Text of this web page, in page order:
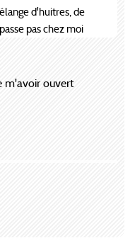
d'huitres, de
pas chez moi
m'avoir ouvert